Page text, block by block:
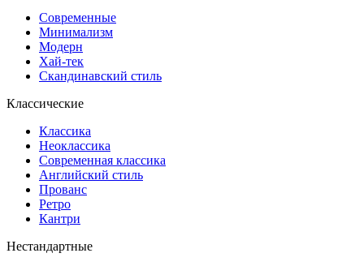
Современные
Минимализм
Модерн
Хай-тек
Скандинавский стиль
Классические
Классика
Неоклассика
Современная классика
Английский стиль
Прованс
Ретро
Кантри
Нестандартные